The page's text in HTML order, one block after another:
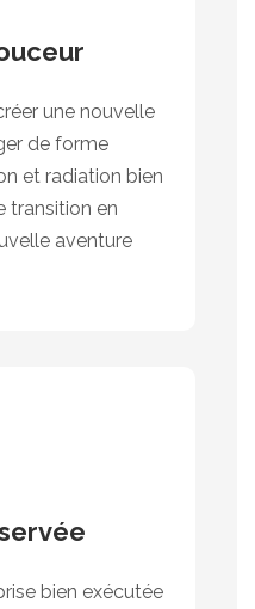
une nouvelle
de forme
et radiation bien
transition en
aventure
bien exécutée